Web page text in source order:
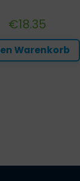
€18.35
Warenkorb